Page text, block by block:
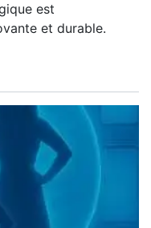
est
et durable.